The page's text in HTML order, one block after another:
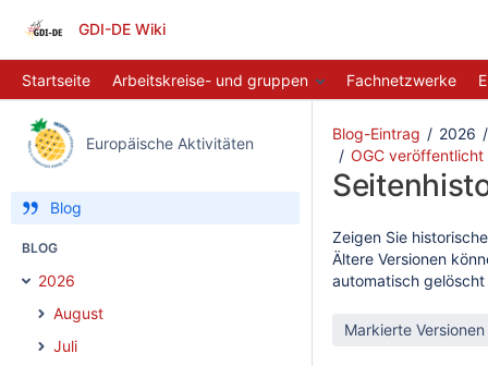
GDI-DE Wiki
Startseite Arbeitskreise- und gruppen Fachnetzwerke
Europäische Aktivitäten
Blog
BLOG
2026
August
Juli
Blog-Eintrag
2026
OGC
Zeigen Sie
Ältere Versionen
automatisch